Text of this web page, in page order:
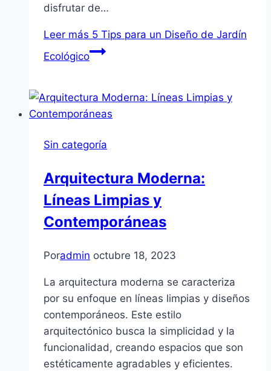
disfrutar de…
Leer más 5 Tips para un Diseño de Jardín
Ecológico
Sin categoría
Arquitectura Moderna:
Líneas Limpias y
Contemporáneas
Poradmin octubre 18, 2023
La arquitectura moderna se caracteriza
por su enfoque en líneas limpias y diseños
contemporáneos. Este estilo
arquitectónico busca la simplicidad y la
funcionalidad, creando espacios que son
estéticamente agradables y eficientes.